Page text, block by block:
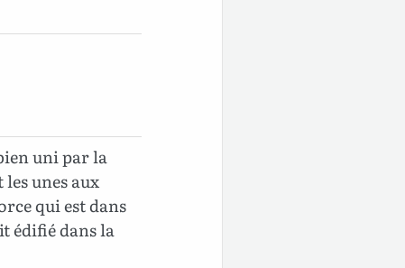
uni par la
unes aux
qui est dans
édifié dans la